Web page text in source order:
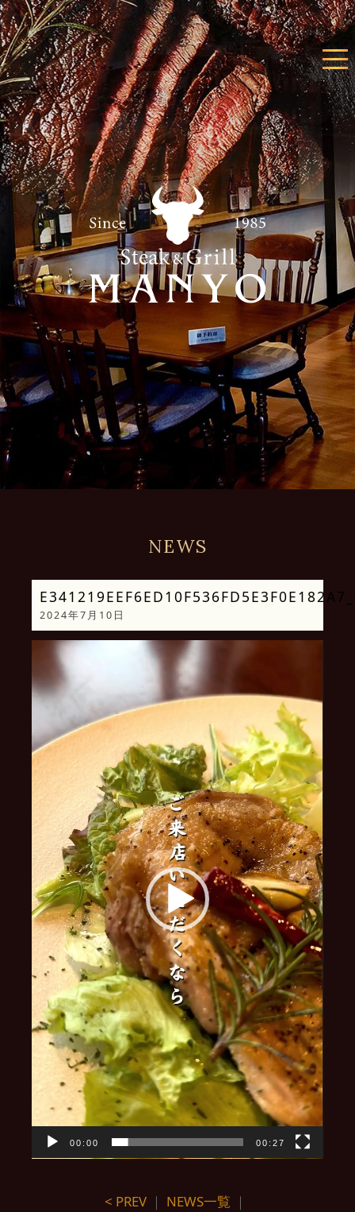
NEWS
2024年7月10日
プ
レ
ヤ
ー
00:00 00:27
< PREV ｜ NEWS一覧 ｜